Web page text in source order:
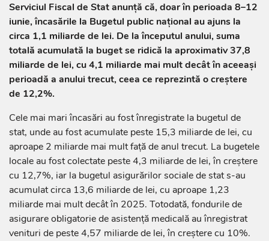
Serviciul Fiscal de Stat anunță că, doar în perioada 8–12
iunie, încasările la Bugetul public național au ajuns la
circa 1,1 miliarde de lei. De la începutul anului, suma
totală acumulată la buget se ridică la aproximativ 37,8
miliarde de lei, cu 4,1 miliarde mai mult decât în aceeași
perioadă a anului trecut, ceea ce reprezintă o creștere
de 12,2%.
Cele mai mari încasări au fost înregistrate la bugetul de
stat, unde au fost acumulate peste 15,3 miliarde de lei, cu
aproape 2 miliarde mai mult față de anul trecut. La bugetele
locale au fost colectate peste 4,3 miliarde de lei, în creștere
cu 12,7%, iar la bugetul asigurărilor sociale de stat s-au
acumulat circa 13,6 miliarde de lei, cu aproape 1,23
miliarde mai mult decât în 2025. Totodată, fondurile de
asigurare obligatorie de asistență medicală au înregistrat
venituri de peste 4,57 miliarde de lei, în creștere cu 10%.